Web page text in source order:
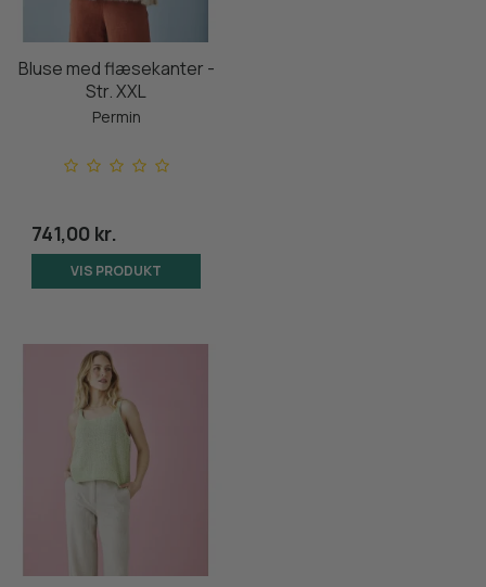
Bluse med flæsekanter -
Str. XXL
Permin
741,00 kr.
VIS PRODUKT